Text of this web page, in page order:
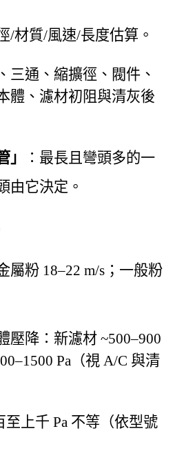
/材質/風速/長度估算。
三通、縮擴徑、閥件、
體、濾材初阻與清灰後
」 ：最長 且彎頭多的一
由它決定。
屬粉 18–22 m/s；一般粉
壓降：新濾材 ~500–900
Pa（視 A/C 與清
至上千 Pa 不等（依型號